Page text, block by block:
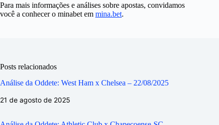
Para mais informações e análises sobre apostas, convidamos
você a conhecer o minabet em mina.bet.
Posts relacionados
Análise da Oddete: West Ham x Chelsea – 22/08/2025
21 de agosto de 2025